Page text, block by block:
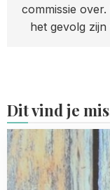
commissie
het gevolg
Dit vind je
Read
more
about